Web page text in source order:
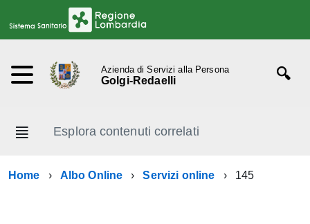
Azienda di Servizi alla Persona
Golgi-Redaelli
Esplora contenuti correlati
Home Albo Online Servizi online 145